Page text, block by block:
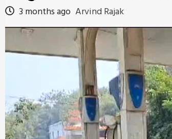
3 months ago Arvind Rajak